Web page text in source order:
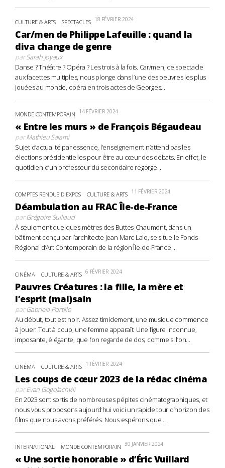
CULTURE & ARTS SPECTACLES 18 FÉVRIER 2024
Car/men de Philippe Lafeuille : quand la
diva change de genre
parSarah Joyaux
Danse ? Théâtre ? Opéra ? Les trois à la fois. Car/men, ce spectacle
aux facettes multiples, nous plonge dans l’une des oeuvres les plus
jouées au monde, opéra en trois actes de Georges...
MONDE CONTEMPORAIN 14 FÉVRIER 2024
« Entre les murs » de François Bégaudeau
parMathieu Salami
Sujet d’actualité par essence, l’enseignement n’attend pas les
élections présidentielles pour être au cœur des débats. En effet, le
quotidien d’un professeur du secondaire regorge...
COMPTES RENDUS D'EXPOS CULTURE & ARTS 11 FÉVRIER 2024
Déambulation au FRAC Île-de-France
parGrégoire Suillaud
À seulement quelques mètres des Buttes-Chaumont, dans un
bâtiment conçu par l’architecte Jean-Marc Lalo, se situe le Fonds
Régional d’Art Contemporain de la région Île-de-France....
CINÉMA CULTURE & ARTS 6 FÉVRIER 2024
Pauvres Créatures : la fille, la mère et
l’esprit (mal)sain
parGabriela Portillo
Au début, tout est noir. Assez timidement, une musique commence
à jouer. Tout à coup, une femme apparaît. Une figure inconnue,
imposante, élégante, que l’on regarde de dos, comme si l’on...
CINÉMA CULTURE & ARTS 1 FÉVRIER 2024
Les coups de cœur 2023 de la rédac cinéma
parEvan Gogolachvili
En 2023 sont sortis de nombreuses pépites cinématographiques, et
nous vous proposons aujourd’hui voici un rapide tour d’horizon des
films que nous avons préférés. Nous espérons que...
INTERNATIONAL MONDE CONTEMPORAIN 30 JANVIER 2024
« Une sortie honorable » d’Éric Vuillard